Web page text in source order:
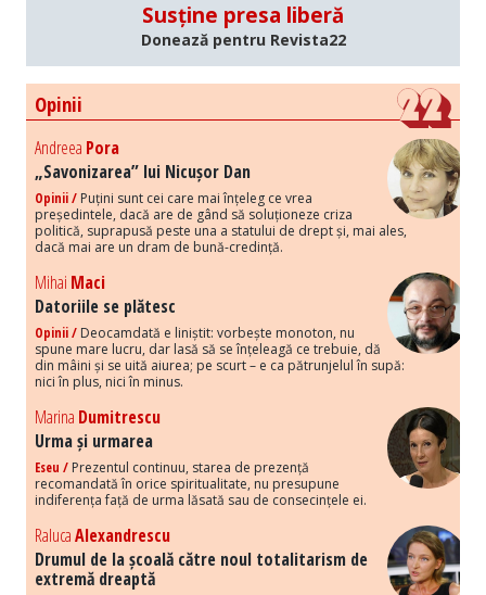
Susține presa liberă
Donează pentru Revista22
Opinii
Andreea Pora
„Savonizarea” lui Nicușor Dan
Opinii / Puțini sunt cei care mai înțeleg ce vrea
președintele, dacă are de gând să soluționeze criza
politică, suprapusă peste una a statului de drept și, mai ales,
dacă mai are un dram de bună-credință.
Mihai Maci
Datoriile se plătesc
Opinii / Deocamdată e liniștit: vorbește monoton, nu
spune mare lucru, dar lasă să se înțeleagă ce trebuie, dă
din mâini și se uită aiurea; pe scurt – e ca pătrunjelul în supă:
nici în plus, nici în minus.
Marina Dumitrescu
Urma și urmarea
Eseu / Prezentul continuu, starea de prezență
recomandată în orice spiritualitate, nu presupune
indiferența față de urma lăsată sau de consecințele ei.
RalucaAlexandrescu
Drumul de la școală către noul totalitarism de
extremă dreaptă